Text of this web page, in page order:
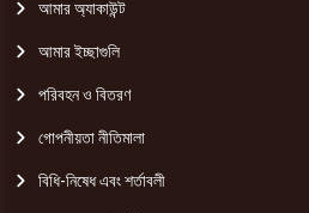
আমার অ্যাকাউন্ট
আমার ইচ্ছাগুলি
পরিবহন ও বিতরণ
গোপনীয়তা নীতিমালা
বিধি-নিষেধ এবং শর্তাবলী